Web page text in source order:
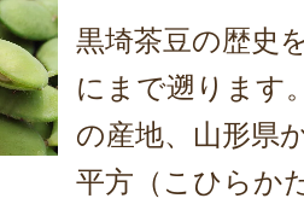
黒埼茶豆の歴史
にまで遡ります
の産地、山形県
平方（こひらか